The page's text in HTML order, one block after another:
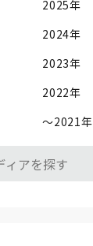
2025年
2024年
2023年
2022年
～2021年